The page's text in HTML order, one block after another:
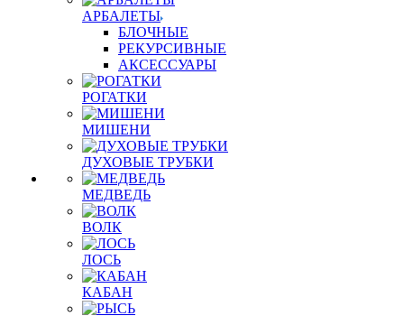
АРБАЛЕТЫ
БЛОЧНЫЕ
РЕКУРСИВНЫЕ
АКСЕССУАРЫ
РОГАТКИ
МИШЕНИ
ДУХОВЫЕ ТРУБКИ
МЕДВЕДЬ
ВОЛК
ЛОСЬ
КАБАН